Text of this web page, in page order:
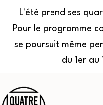
L'été prend ses
Pour le programme
se poursuit même
du 1er au
au